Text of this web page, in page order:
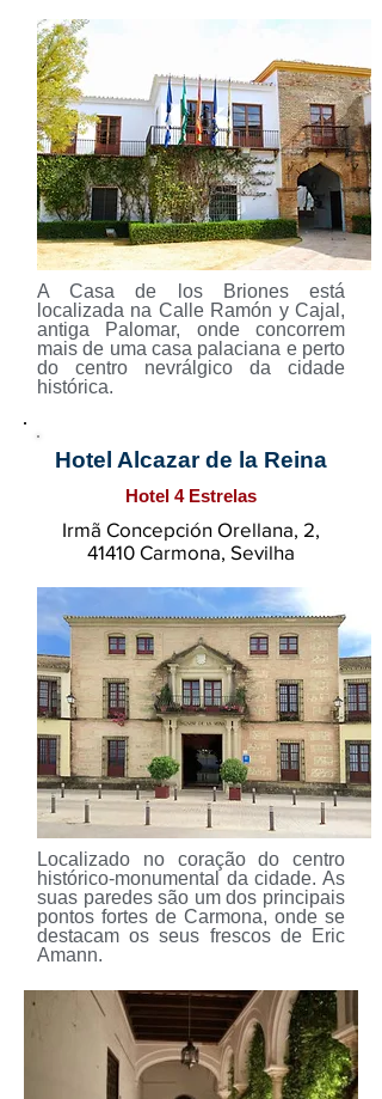
A Casa de los Briones está
localizada na Calle Ramón y Cajal,
antiga Palomar, onde concorrem
mais de uma casa palaciana e perto
do centro nevrálgico da cidade
histórica.
Hotel Alcazar de la Reina
Hotel 4 Estrelas
Irmã Concepción Orellana, 2,
41410 Carmona, Sevilha
​Localizado no coração do centro
histórico-monumental da cidade. As
suas paredes são um dos principais
pontos fortes de Carmona, onde se
destacam os seus frescos de Eric
Amann.